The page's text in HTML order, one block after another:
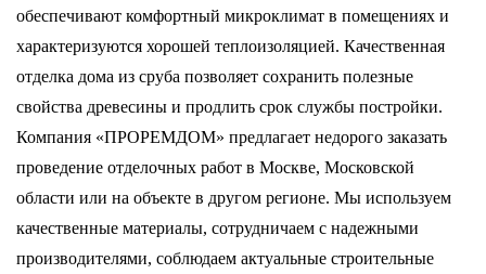
обеспечивают комфортный микроклимат в помещениях и
характеризуются хорошей теплоизоляцией. Качественная
отделка дома из сруба позволяет сохранить полезные
свойства древесины и продлить срок службы постройки.
Компания «ПРОРЕМДОМ» предлагает недорого заказать
проведение отделочных работ в Москве, Московской
области или на объекте в другом регионе. Мы используем
качественные материалы, сотрудничаем с надежными
производителями, соблюдаем актуальные строительные